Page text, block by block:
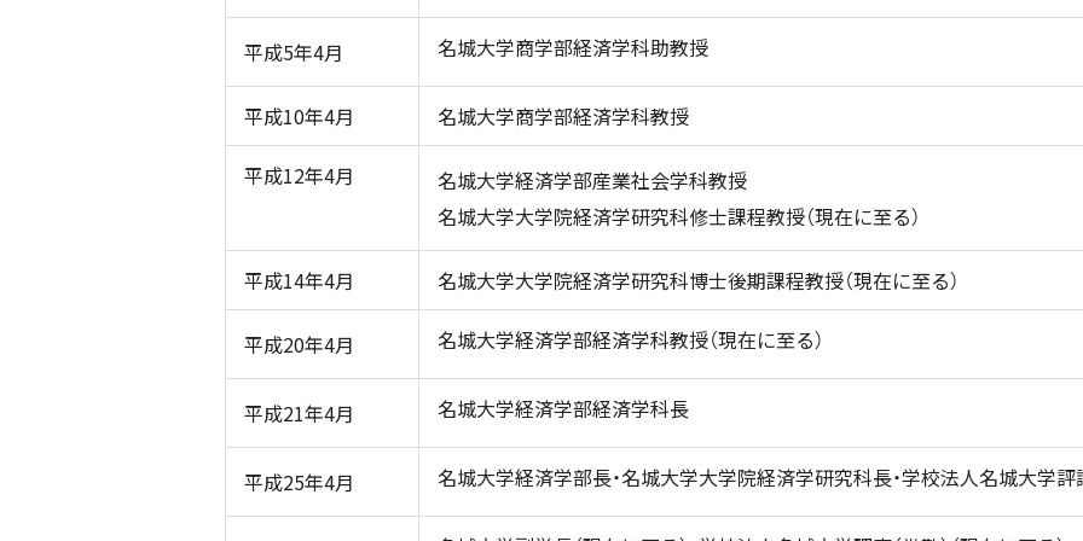
平成5年4月 名城大学商学部経済学科助教授
平成10年4月 名城大学商学部経済学科教授
平成12年4月
名城大学経済学部産業社会学科教授
名城大学大学院経済学研究科修士課程教授（現在に至る）
平成14年4月 名城大学大学院経済学研究科博士後期課程教授（現在に至る）
平成20年4月 名城大学経済学部経済学科教授（現在に至る）
平成21年4月 名城大学経済学部経済学科長
平成25年4月 名城大学経済学部長・名城大学大学院経済学研究科長・学校法人名城大学評